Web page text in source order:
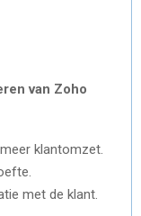
van Zoho
klantomzet.
met de klant.